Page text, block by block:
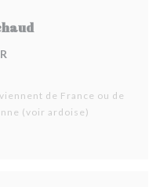
de France ou de
(voir ardoise)